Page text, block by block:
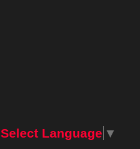
Select Language ▼